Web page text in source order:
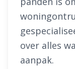
over alles
aanpak.